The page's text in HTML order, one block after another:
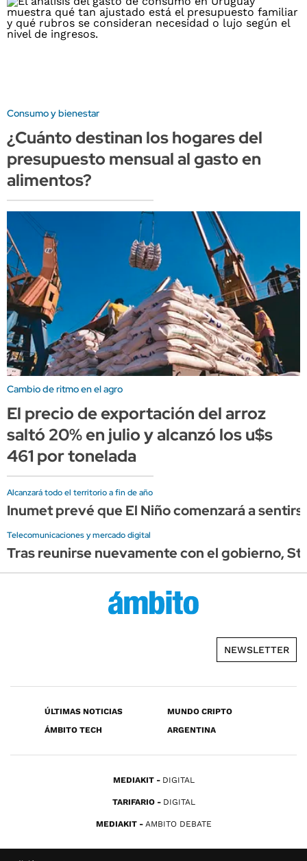
Consumo y bienestar
¿Cuánto destinan los hogares del
presupuesto mensual al gasto en
alimentos?
Cambio de ritmo en el agro
El precio de exportación del arroz
saltó 20% en julio y alcanzó los u$s
461 por tonelada
Alcanzará todo el territorio a fin de año
Inumet prevé que El Niño comenzará a
Telecomunicaciones y mercado digital
Tras reunirse nuevamente con el gobierno,
NEWSLETTER
ÚLTIMAS NOTICIAS
MUNDO CRIPTO
ÁMBITO TECH
ARGENTINA
MEDIAKIT DIGITAL
TARIFARIO DIGITAL
MEDIAKIT AMBITO DEBATE